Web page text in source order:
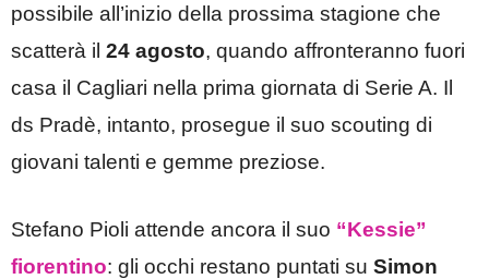
possibile all’inizio della prossima stagione che
scatterà il 24 agosto, quando affronteranno fuori
casa il Cagliari nella prima giornata di Serie A. Il
ds Pradè, intanto, prosegue il suo scouting di
giovani talenti e gemme preziose.
Stefano Pioli attende ancora il suo “Kessie”
fiorentino: gli occhi restano puntati su Simon